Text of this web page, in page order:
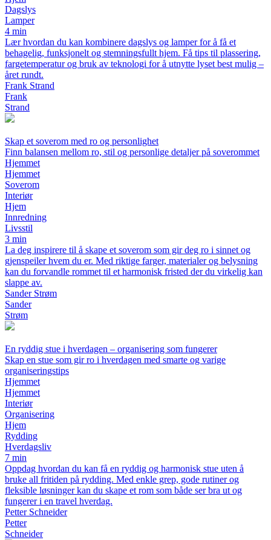
Dagslys
Lamper
4 min
Lær hvordan du kan kombinere dagslys og lamper for å få et
behagelig, funksjonelt og stemningsfullt hjem. Få tips til plassering,
fargetemperatur og bruk av teknologi for å utnytte lyset best mulig –
året rundt.
Frank Strand
Frank
Strand
Skap et soverom med ro og personlighet
Finn balansen mellom ro, stil og personlige detaljer på soverommet
Hjemmet
Hjemmet
Soverom
Interiør
Hjem
Innredning
Livsstil
3 min
La deg inspirere til å skape et soverom som gir deg ro i sinnet og
gjenspeiler hvem du er. Med riktige farger, materialer og belysning
kan du forvandle rommet til et harmonisk fristed der du virkelig kan
slappe av.
Sander Strøm
Sander
Strøm
En ryddig stue i hverdagen – organisering som fungerer
Skap en stue som gir ro i hverdagen med smarte og varige
organiseringstips
Hjemmet
Hjemmet
Interiør
Organisering
Hjem
Rydding
Hverdagsliv
7 min
Oppdag hvordan du kan få en ryddig og harmonisk stue uten å
bruke all fritiden på rydding. Med enkle grep, gode rutiner og
fleksible løsninger kan du skape et rom som både ser bra ut og
fungerer i en travel hverdag.
Petter Schneider
Petter
Schneider